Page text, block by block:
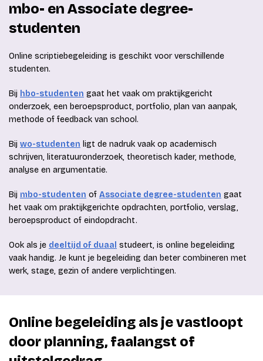
mbo- en Associate degree-
studenten
Online scriptiebegeleiding is geschikt voor verschillende
studenten.
Bij hbo-studenten gaat het vaak om praktijkgericht
onderzoek, een beroepsproduct, portfolio, plan van aanpak,
methode of feedback van school.
Bij wo-studenten ligt de nadruk vaak op academisch
schrijven, literatuuronderzoek, theoretisch kader, methode,
analyse en argumentatie.
Bij mbo-studenten of Associate degree-studenten gaat
het vaak om praktijkgerichte opdrachten, portfolio, verslag,
beroepsproduct of eindopdracht.
Ook als je deeltijd of duaal studeert, is online begeleiding
vaak handig. Je kunt je begeleiding dan beter combineren met
werk, stage, gezin of andere verplichtingen.
Online begeleiding als je vastloopt
door planning, faalangst of